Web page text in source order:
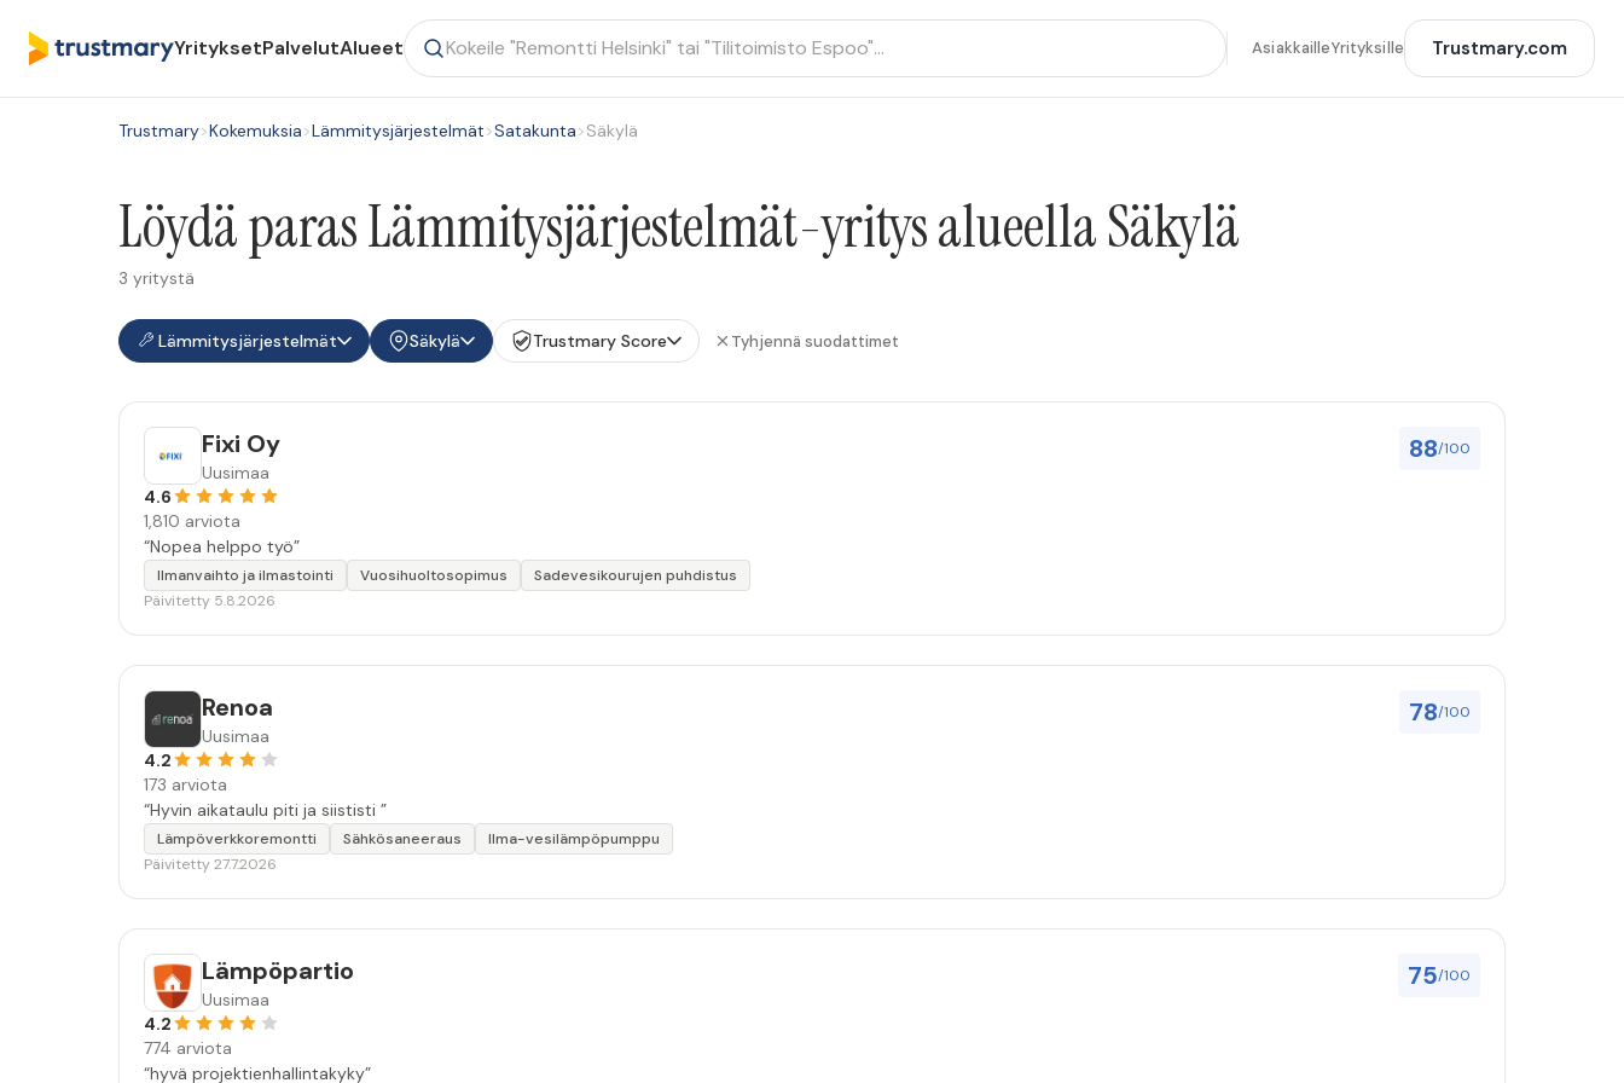
YrityksetPalvelutAlueet AsiakkailleYrityksille Trustmary.com
Trustmary>Kokemuksia>Lämmitysjärjestelmät>Satakunta>Säkylä
Löydä paras Lämmitysjärjestelmät-yritys alueella Säkylä
3 yritystä
Lämmitysjärjestelmät Säkylä Trustmary Score Tyhjennä suodattimet
88/100
Fixi Oy
Uusimaa
4.6
1,810 arviota
“Nopea helppo työ”
Ilmanvaihto ja ilmastointi Vuosihuoltosopimus
Sadevesikourujen puhdistus
Päivitetty 5.8.2026
78/100
Renoa
Uusimaa
4.2
173 arviota
“Hyvin aikataulu piti ja siististi ”
Lämpöverkkoremontti Sähkösaneeraus
Ilma-vesilämpöpumppu
Päivitetty 27.7.2026
75/100
Lämpöpartio
Uusimaa
4.2
774 arviota
“hyvä projektienhallintakyky”